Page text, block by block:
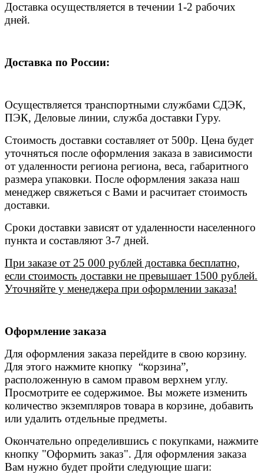
Доставка осуществляется в течении 1-2 рабочих
дней.
Доставка по России:
Осуществляется транспортными службами СДЭК,
ПЭК, Деловые линии, служба доставки Гуру.
Стоимость доставки составляет от 500р. Цена будет
уточняться после оформления заказа в зависимости
от удаленности региона региона, веса, габаритного
размера упаковки. После оформления заказа наш
менеджер свяжеться с Вами и расчитает стоимость
доставки.
Сроки доставки зависят от удаленности населенного
пункта и составляют 3-7 дней.
При заказе от 25 000 рублей доставка бесплатно,
если стоимость доставки не превышает 1500 рублей.
Уточняйте у менеджера при оформлении заказа!
Оформление заказа
Для оформления заказа перейдите в свою корзину.
Для этого нажмите кнопку “корзина”,
расположенную в самом правом верхнем углу.
Просмотрите ее содержимое. Вы можете изменить
количество экземпляров товара в корзине, добавить
или удалить отдельные предметы.
Окончательно определившись с покупками, нажмите
кнопку "Оформить заказ". Для оформления заказа
Вам нужно будет пройти следующие шаги: